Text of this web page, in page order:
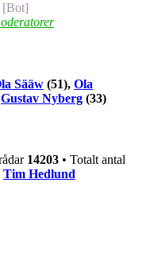
[Bot]
Sääw (51), Ola
Gustav Nyberg (33)
14203 • Totalt antal
Tim Hedlund